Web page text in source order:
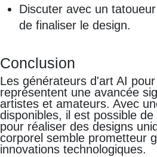
Discuter avec un
de finaliser le design.
Conclusion
Les générateurs d'art AI
représentent une avancée
artistes et amateurs. Avec
disponibles, il est possible
pour réaliser des designs
corporel semble prometteur
innovations technologiques.